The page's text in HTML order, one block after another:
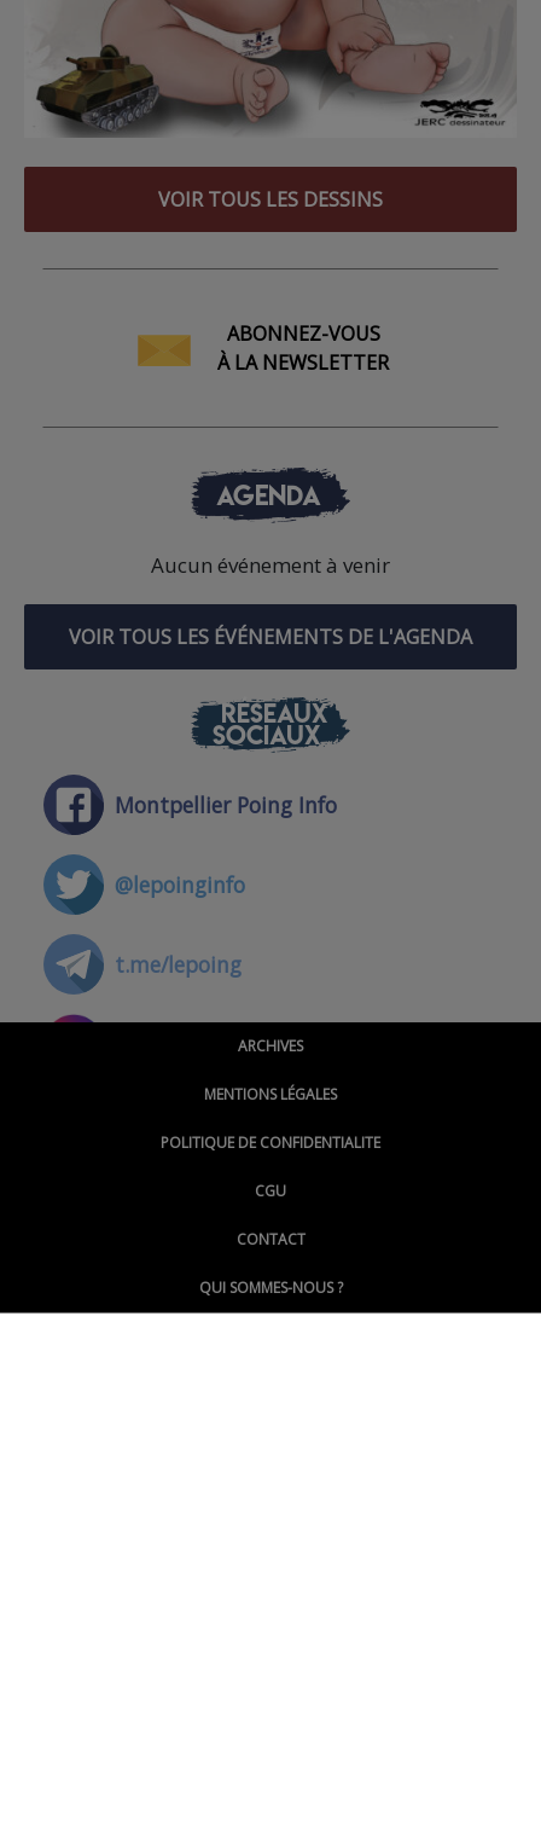
VOIR TOUS LES DESSINS
ABONNEZ-VOUS
À LA NEWSLETTER
AGENDA
Aucun événement à venir
VOIR TOUS LES ÉVÉNEMENTS DE L'AGENDA
RÉSEAUX
SOCIAUX
Montpellier Poing Info
@lepoinginfo
t.me/lepoing
@montpellierpoinginfo
@LePoingMontpellier
ARCHIVES
MENTIONS LÉGALES
POLITIQUE DE CONFIDENTIALITE
CGU
CONTACT
QUI SOMMES-NOUS ?